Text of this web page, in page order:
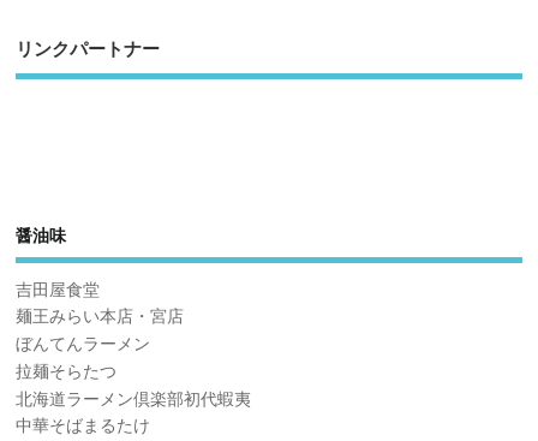
リンクパートナー
醤油味
吉田屋食堂
麺王みらい本店・宮店
ぼんてんラーメン
拉麺そらたつ
北海道ラーメン倶楽部初代蝦夷
中華そばまるたけ